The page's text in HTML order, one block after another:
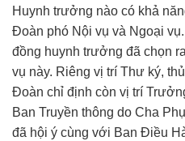
Huynh trưởng nào có khả
Đoàn phó Nội vụ và Ngoại
đồng huynh trưởng đã chọn
vụ này. Riêng vị trí Thư ký,
Đoàn chỉ định còn vị trí
Ban Truyền thông do Cha
đã hội ý cùng với Ban Điều